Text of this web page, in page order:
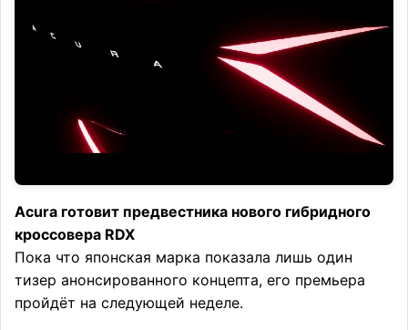
Acura готовит предвестника нового гибридного
кроссовера RDX
Пока что японская марка показала лишь один
тизер анонсированного концепта, его премьера
пройдёт на следующей неделе.